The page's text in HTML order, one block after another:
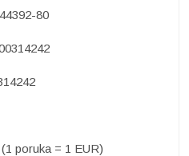
80
poruka = 1 EUR)